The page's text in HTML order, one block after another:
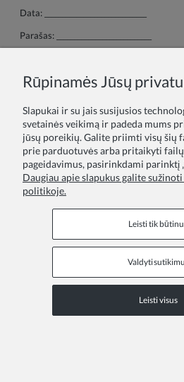
Data: _____________________________
Parašas: ___________________________
kontaktinę formą adresu
Parduotuvės įgula
ZOYA Fashion - proginės suknelės
sukneles mergaitems, princesiu
komunijos suknelės, sukneles
Rūpinamės Jūsų
Slapukai ir su jais susijusios
svetainės veikimą ir padeda mums
jūsų poreikių. Galite priimti visų šių
prie parduotuvės arba pritaikyti
pageidavimus, pasirinkdami parinktį
Daugiau apie slapukus galite
politikoje.
Leisti tik
Valdyti
Leisti visus